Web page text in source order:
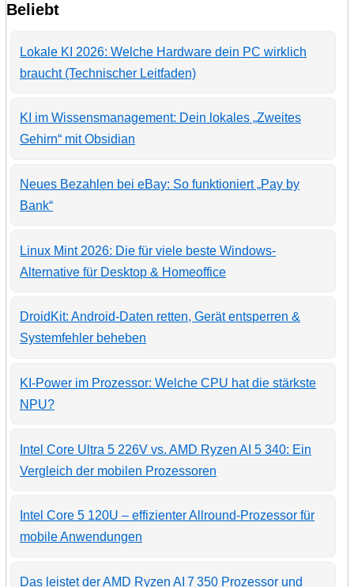
Beliebt
Lokale KI 2026: Welche Hardware dein PC wirklich
braucht (Technischer Leitfaden)
KI im Wissensmanagement: Dein lokales „Zweites
Gehirn“ mit Obsidian
Neues Bezahlen bei eBay: So funktioniert „Pay by
Bank“
Linux Mint 2026: Die für viele beste Windows-
Alternative für Desktop & Homeoffice
DroidKit: Android-Daten retten, Gerät entsperren &
Systemfehler beheben
KI-Power im Prozessor: Welche CPU hat die stärkste
NPU?
Intel Core Ultra 5 226V vs. AMD Ryzen AI 5 340: Ein
Vergleich der mobilen Prozessoren
Intel Core 5 120U – effizienter Allround-Prozessor für
mobile Anwendungen
Das leistet der AMD Ryzen AI 7 350 Prozessor und